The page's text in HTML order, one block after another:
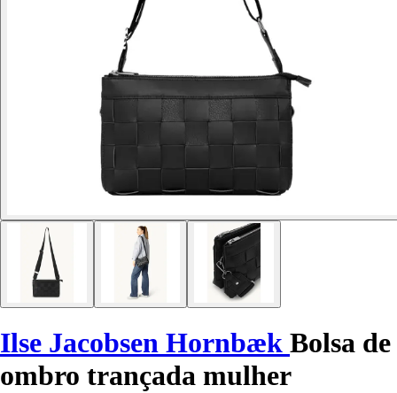
Ilse Jacobsen Hornbæk Bolsa de
ombro trançada mulher